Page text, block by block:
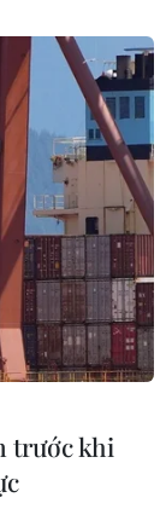
gây
nhất 7 người
sập một phần
và số nạn
trước khi